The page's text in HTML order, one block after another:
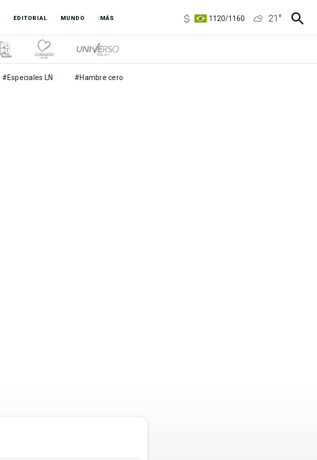
EDITORIAL MUNDO :MÁS
1120/1160
21 °
#Especiales LN #Hambre cero